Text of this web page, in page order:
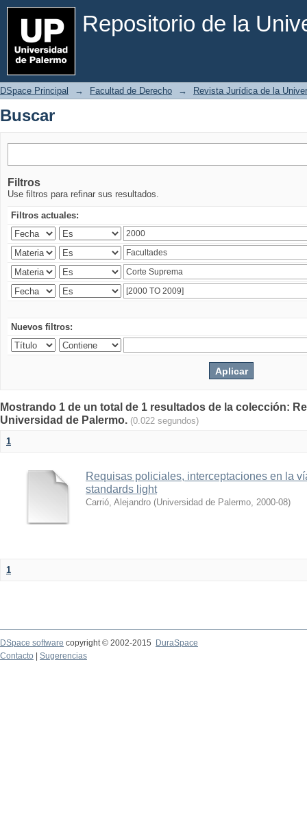
Repositorio de la
Buscar
DSpace Principal → Facultad de Derecho → Revista Jurídica de la
Buscar
Filtros
Use filtros para refinar sus resultados.
Filtros actuales:
Nuevos filtros:
Mostrando 1 de un total de 1 resultados de la colección:
Universidad de Palermo. (0.022 segundos)
1
Requisas policiales, interceptaciones en la
standards light
Carrió, Alejandro (Universidad de Palermo, 2000-08)
1
DSpace software copyright © 2002-2015
DuraSpace
Contacto
Sugerencias